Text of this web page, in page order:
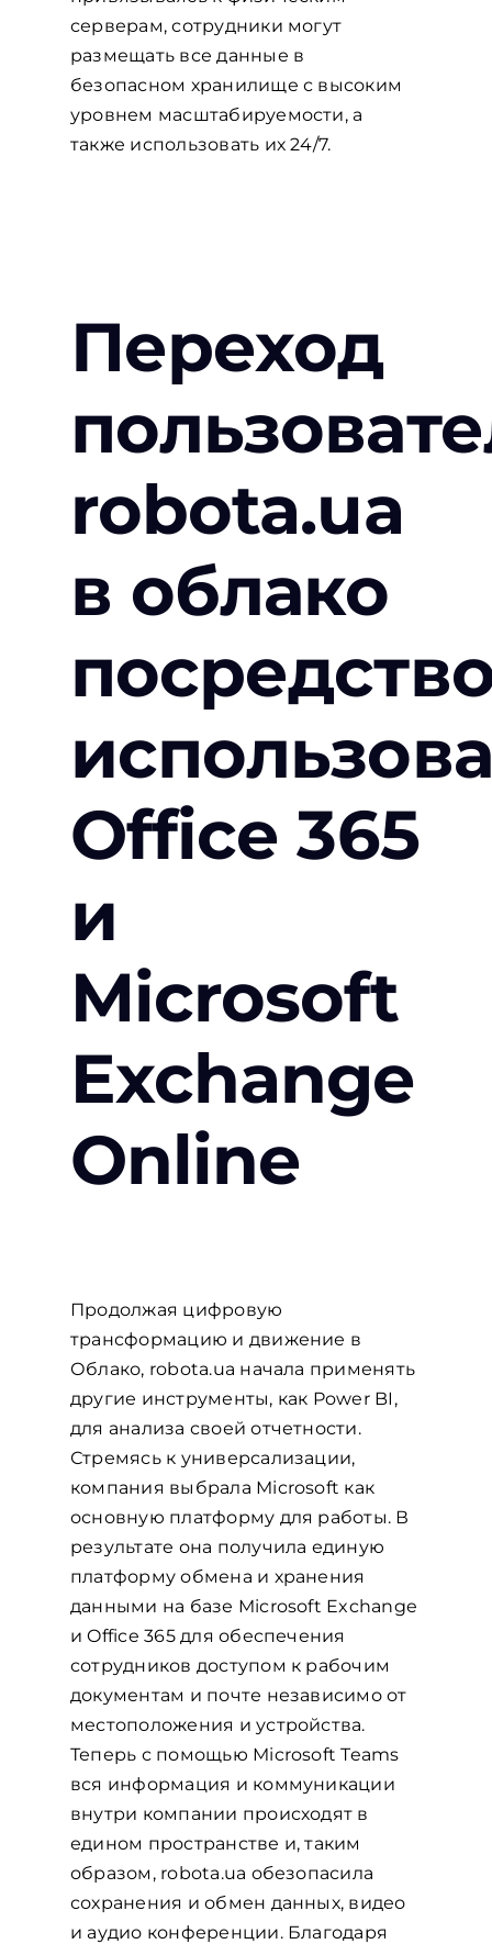
серверам, сотрудники могут
размещать все данные в
безопасном хранилище с высоким
уровнем масштабируемости, а
также использовать их 24/7.
Переход
robota.ua
в облако
Office 365
и
Microsoft
Exchange
Online
Продолжая цифровую
трансформацию и движение в
Облако, robota.ua начала применять
другие инструменты, как Power BI,
для анализа своей отчетности.
Стремясь к универсализации,
компания выбрала Microsoft как
основную платформу для работы. В
результате она получила единую
платформу обмена и хранения
данными на базе Microsoft Exchange
и Office 365 для обеспечения
сотрудников доступом к рабочим
документам и почте независимо от
местоположения и устройства.
Теперь с помощью Microsoft Teams
вся информация и коммуникации
внутри компании происходят в
едином пространстве и, таким
образом, robota.ua обезопасила
сохранения и обмен данных, видео
и аудио конференции. Благодаря